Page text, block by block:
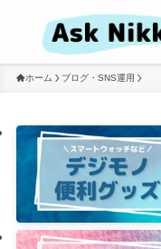
ホーム ブログ・SNS運用